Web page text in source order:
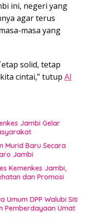
ini, negeri yang
agar terus
masa yang
solid, tetap
cintai,” tutup Al
Jambi Gelar
Murid Baru Secara
Jambi
Kemenkes Jambi,
dan Promosi
Umum DPP Walubi Siti
Pemberdayaan Umat